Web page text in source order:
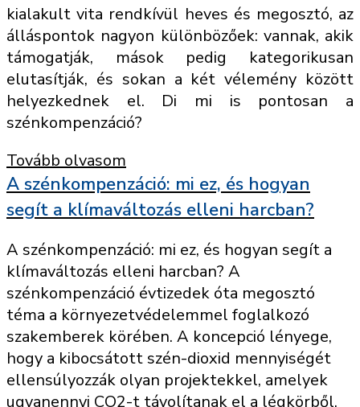
kialakult vita rendkívül heves és megosztó, az
álláspontok nagyon különbözőek: vannak, akik
támogatják, mások pedig kategorikusan
elutasítják, és sokan a két vélemény között
helyezkednek el. Di mi is pontosan a
szénkompenzáció?
Tovább olvasom
A szénkompenzáció: mi ez, és hogyan
segít a klímaváltozás elleni harcban?
A szénkompenzáció: mi ez, és hogyan segít a
klímaváltozás elleni harcban? A
szénkompenzáció évtizedek óta megosztó
téma a környezetvédelemmel foglalkozó
szakemberek körében. A koncepció lényege,
hogy a kibocsátott szén-dioxid mennyiségét
ellensúlyozzák olyan projektekkel, amelyek
ugyanennyi CO2-t távolítanak el a légkörből.